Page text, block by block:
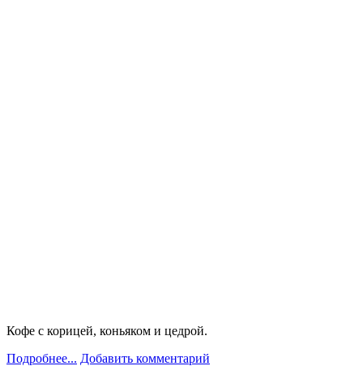
Кофе с корицей, коньяком и цедрой.
Подробнее... Добавить комментарий